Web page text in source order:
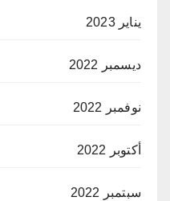
يناير 2023
ديسمبر 2022
نوفمبر 2022
أكتوبر 2022
سبتمبر 2022